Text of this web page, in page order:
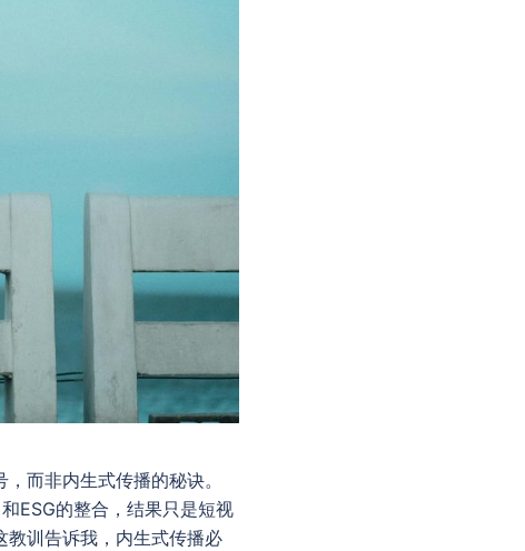
而非内生式传播的秘诀。
ESG的整合，结果只是短视
训告诉我，内生式传播必